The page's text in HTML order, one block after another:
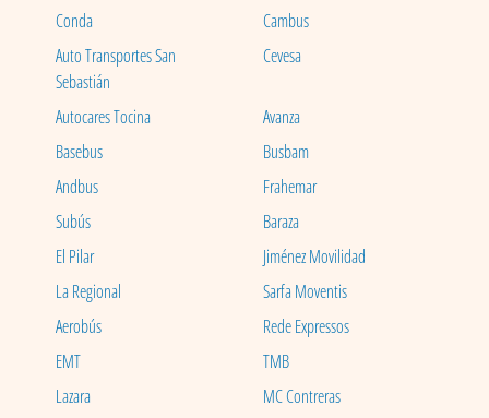
Conda
Cambus
Auto Transportes San
Sebastián
Cevesa
Autocares Tocina
Avanza
Basebus
Busbam
Andbus
Frahemar
Subús
Baraza
El Pilar
Jiménez Movilidad
La Regional
Sarfa Moventis
Aerobús
Rede Expressos
EMT
TMB
Lazara
MC Contreras